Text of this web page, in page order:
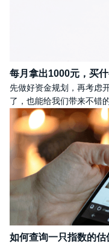
每月拿出1000元，买
先做好资金规划，再考虑
了，也能给我们带来不错
如何查询一只指数的